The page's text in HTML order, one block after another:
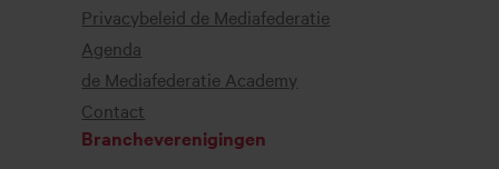
Privacybeleid de Mediafederatie
Agenda
de Mediafederatie Academy
Contact
Brancheverenigingen